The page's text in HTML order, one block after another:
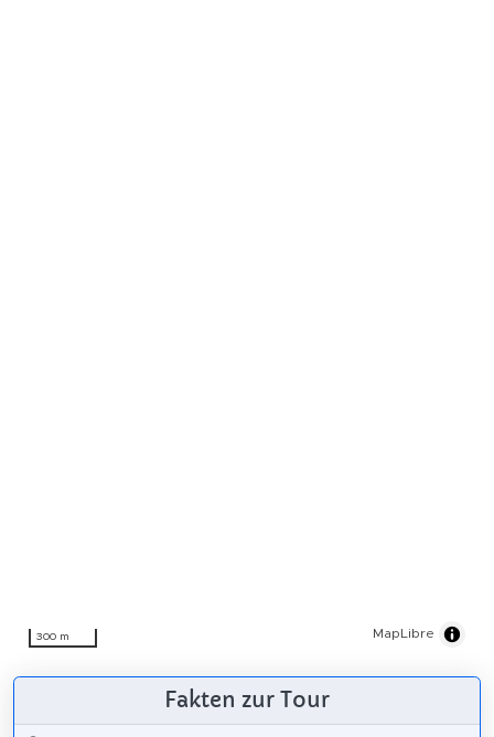
300 m MapLibre
Fakten zur Tour